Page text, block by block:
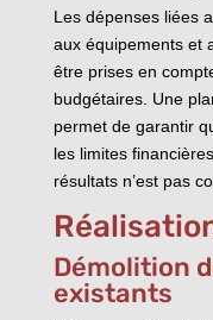
Les dépenses liées
aux équipements et
être prises en
budgétaires. Une
permet de garantir
les limites
résultats n’est pas
Démolition
existants